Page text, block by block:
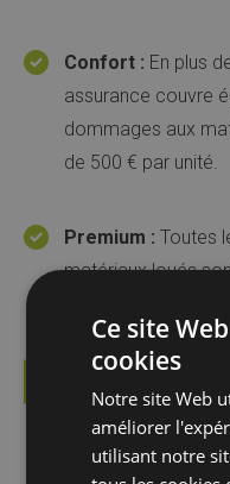
Confort : En plus
assurance couvre
dommages aux
de 500 € par unité.
Premium : Toutes
matériaux loués
Ce site
cookies
Notre site Web
améliorer
utilisant notre